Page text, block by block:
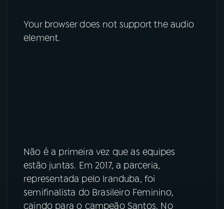
Your browser does not support the audio
element.
Não é a primeira vez que as equipes
estão juntas. Em 2017, a parceria,
representada pelo Iranduba, foi
semifinalista do Brasileiro Feminino,
caindo para o campeão Santos. No